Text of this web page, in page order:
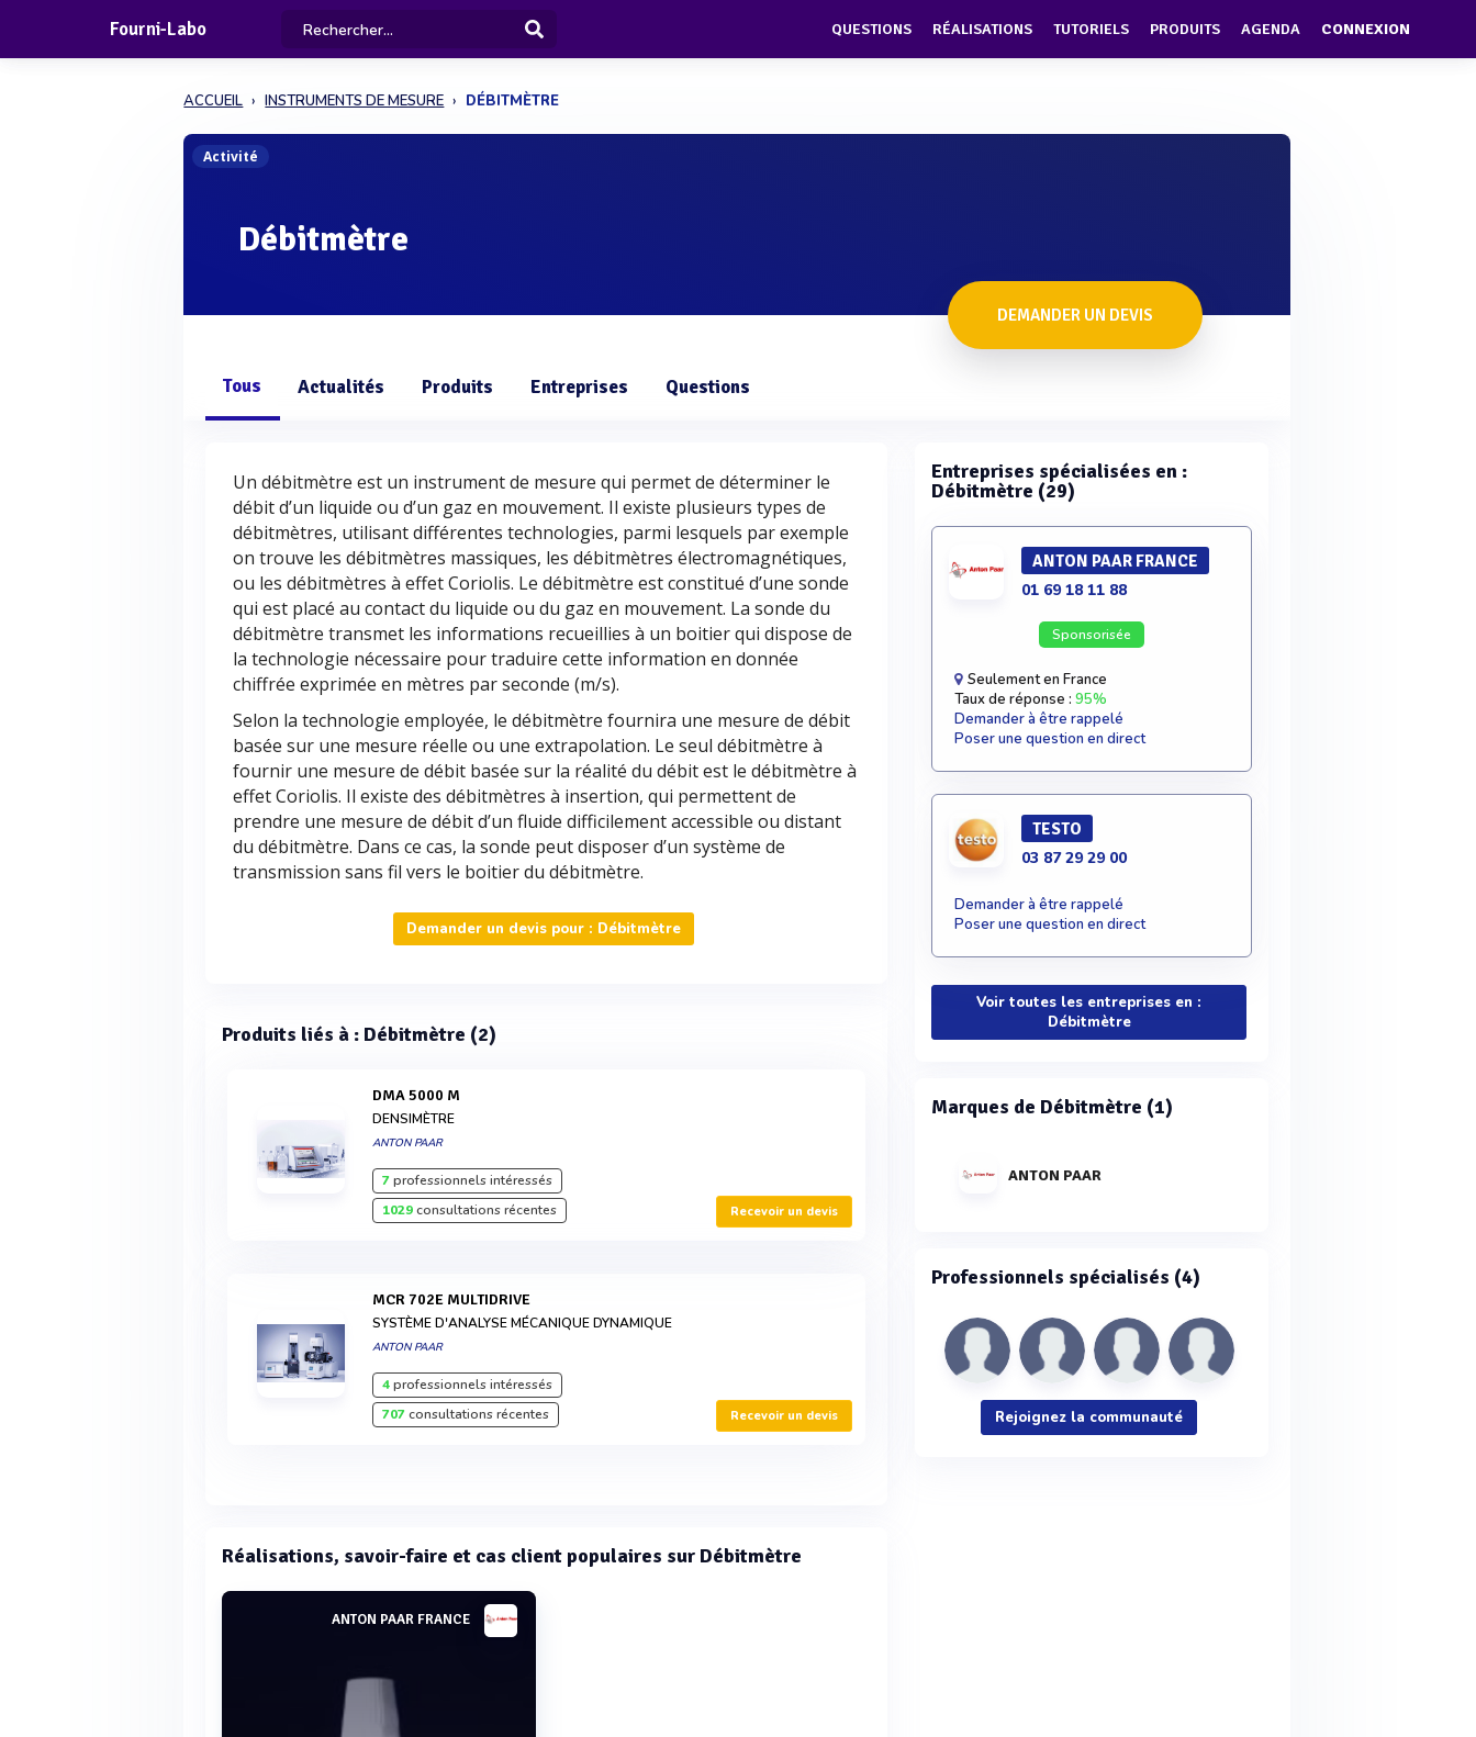
Fourni-Labo QUESTIONS RÉALISATIONS TUTORIELS PRODUITS AGENDA CONNEXION
ACCUEIL INSTRUMENTS DE MESURE DÉBITMÈTRE
Activité
Débitmètre
DEMANDER UN DEVIS
Tous Actualités Produits Entreprises Questions
Un débitmètre est un instrument de mesure qui permet de déterminer le
débit d’un liquide ou d’un gaz en mouvement. Il existe plusieurs types de
débitmètres, utilisant différentes technologies, parmi lesquels par exemple
on trouve les débitmètres massiques, les débitmètres électromagnétiques,
ou les débitmètres à effet Coriolis. Le débitmètre est constitué d’une sonde
qui est placé au contact du liquide ou du gaz en mouvement. La sonde du
débitmètre transmet les informations recueillies à un boitier qui dispose de
la technologie nécessaire pour traduire cette information en donnée
chiffrée exprimée en mètres par seconde (m/s).
Selon la technologie employée, le débitmètre fournira une mesure de débit
basée sur une mesure réelle ou une extrapolation. Le seul débitmètre à
fournir une mesure de débit basée sur la réalité du débit est le débitmètre à
effet Coriolis. Il existe des débitmètres à insertion, qui permettent de
prendre une mesure de débit d’un fluide difficilement accessible ou distant
du débitmètre. Dans ce cas, la sonde peut disposer d’un système de
transmission sans fil vers le boitier du débitmètre.
Demander un devis pour : Débitmètre
Produits liés à : Débitmètre (2)
DMA 5000 M
DENSIMÈTRE
ANTON PAAR
7professionnels intéressés
1029consultations récentes Recevoir un devis
MCR 702E MULTIDRIVE
SYSTÈME D'ANALYSE MÉCANIQUE DYNAMIQUE
ANTON PAAR
4professionnels intéressés
707consultations récentes Recevoir un devis
Réalisations, savoir-faire et cas client populaires sur Débitmètre
ANTON PAAR FRANCE
Entreprises spécialisées en :
Débitmètre (29)
ANTON PAAR FRANCE
01 69 18 11 88
Sponsorisée
Seulement en France
Taux de réponse : 95%
Demander à être rappelé
Poser une question en direct
TESTO
03 87 29 29 00
Demander à être rappelé
Poser une question en direct
Voir toutes les entreprises en :
Débitmètre
Marques de Débitmètre (1)
ANTON PAAR
Professionnels spécialisés (4)
Rejoignez la communauté